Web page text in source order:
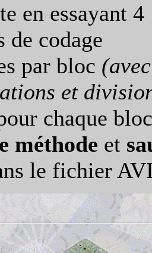
en essayant 4
de codage
par bloc (avec
et
chaque
méthode et
le fichier